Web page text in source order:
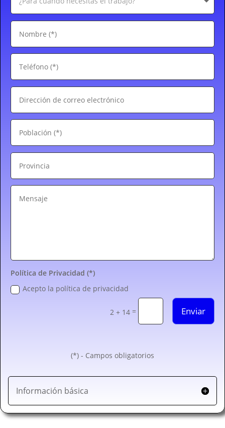
Política de Privacidad (*)
Acepto la política de privacidad
2 + 14 = Enviar
(*) - Campos obligatorios
Información básica